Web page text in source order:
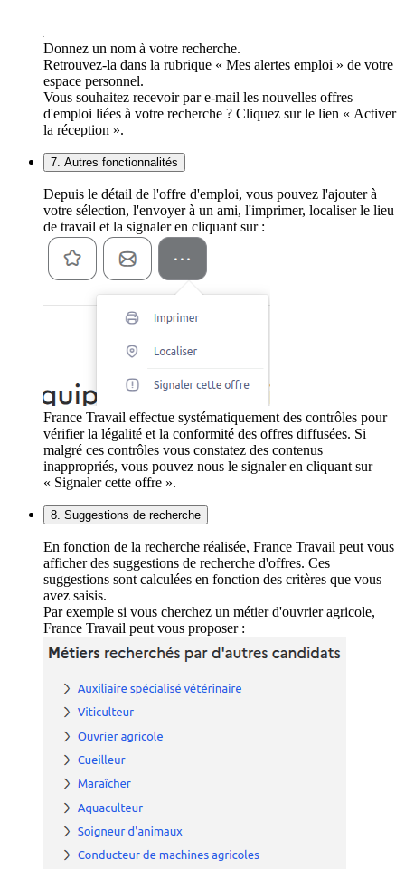
Donnez un nom à votre recherche.
Retrouvez-la dans la rubrique « Mes alertes emploi » de votre
espace personnel.
Vous souhaitez recevoir par e-mail les nouvelles offres
d'emploi liées à votre recherche ? Cliquez sur le lien « Activer
la réception ».
7. Autres fonctionnalités
Depuis le détail de l'offre d'emploi, vous pouvez l'ajouter à
votre sélection, l'envoyer à un ami, l'imprimer, localiser le lieu
de travail et la signaler en cliquant sur :
France Travail effectue systématiquement des contrôles pour
vérifier la légalité et la conformité des offres diffusées. Si
malgré ces contrôles vous constatez des contenus
inappropriés, vous pouvez nous le signaler en cliquant sur
« Signaler cette offre ».
8. Suggestions de recherche
En fonction de la recherche réalisée, France Travail peut vous
afficher des suggestions de recherche d'offres. Ces
suggestions sont calculées en fonction des critères que vous
avez saisis.
Par exemple si vous cherchez un métier d'ouvrier agricole,
France Travail peut vous proposer :